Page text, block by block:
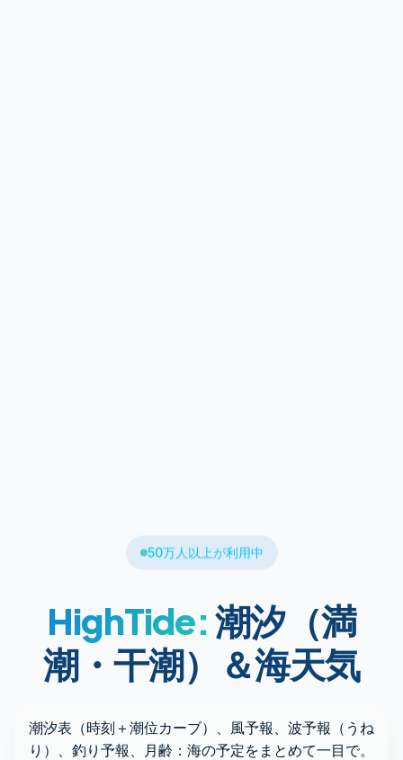
50万人以上が利用中
HighTide:潮汐（満
潮・干潮）＆海天気
潮汐表（時刻＋潮位カーブ）、風予報、波予報（うね
り）、釣り予報、月齢：海の予定をまとめて一目で。